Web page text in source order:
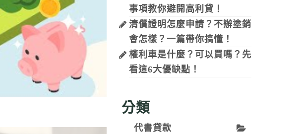
事項教你避開高利貸！
清償證明怎麼申請？不辦塗銷
會怎樣？一篇帶你搞懂！
權利車是什麼？可以買嗎？先
看這6大優缺點！
分類
代書貸款